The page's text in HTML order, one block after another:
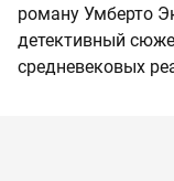
роману Умберто
детективный
средневековых